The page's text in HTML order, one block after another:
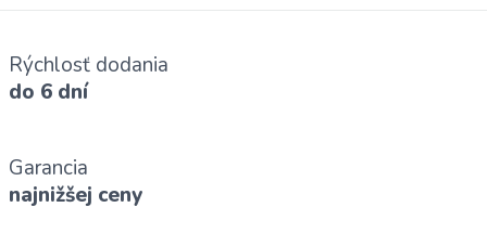
Rýchlosť dodania
do 6 dní
Garancia
najnižšej ceny